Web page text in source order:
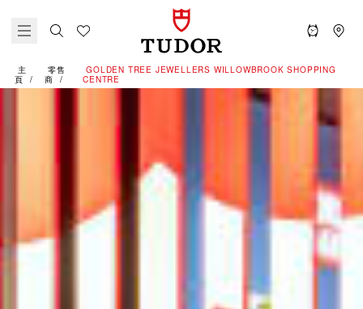
主
頁
零售
商
‭GOLDEN TREE JEWELLERS WILLOWBROOK SHOPPING
CENTRE‬